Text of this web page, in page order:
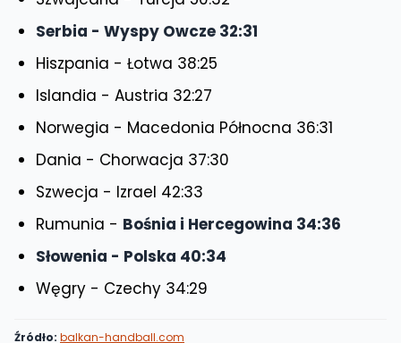
Serbia - Wyspy Owcze 32:31
Hiszpania - Łotwa 38:25
Islandia - Austria 32:27
Norwegia - Macedonia Północna 36:31
Dania - Chorwacja 37:30
Szwecja - Izrael 42:33
Rumunia - Bośnia i Hercegowina 34:36
Słowenia - Polska 40:34
Węgry - Czechy 34:29
Źródło: balkan-handball.com